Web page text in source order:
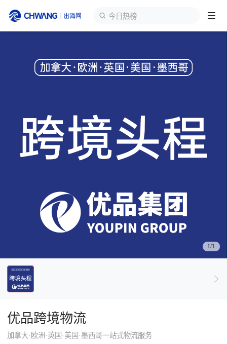
今日热榜
出海资讯
跨境报告
出海交流群
登录/注册 个人中心
1/1
优品跨境物流
加拿大·欧洲·英国·美国·墨西哥一站式物流服务